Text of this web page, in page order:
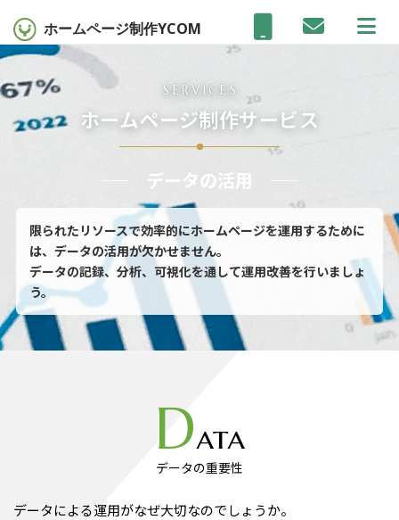
ホームページ制作YCOM
ホームページ制作サービス
SERVICES
データの活用
限られたリソースで効率的にホームページを運用するために
は、データの活用が欠かせません。
データの記録、分析、可視化を通して運用改善を行いましょ
う。
Data
データの重要性
データによる運用がなぜ大切なのでしょうか。